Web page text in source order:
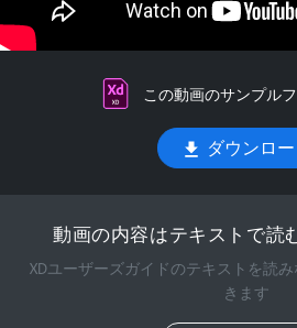
この動画のサンプル
ダウンロ
動画の内容はテキストで読
XDユーザーズガイドのテキストを読
きます